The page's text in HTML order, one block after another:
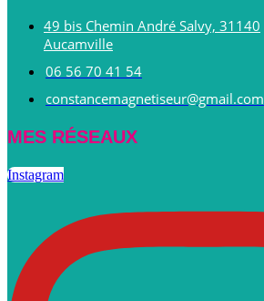
49 bis Chemin André Salvy, 31140
Aucamville
06 56 70 41 54
constancemagnetiseur@gmail.com
MES RÉSEAUX
Instagram